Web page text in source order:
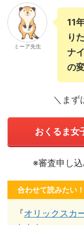
ミーア先生
11
り
ナ
の
＼まず
おくるま女
※審査申し
合わせて読みたい！
『オリックスカ